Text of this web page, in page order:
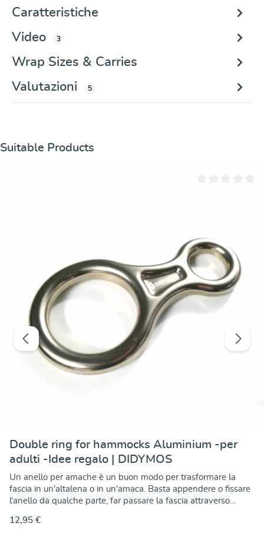
Caratteristiche
Video
3
Wrap Sizes & Carries
Valutazioni
5
Salta la galleria dei prodotti
Suitable Products
Double ring for hammocks Aluminium -per
adulti -Idee regalo | DIDYMOS
Un anello per amache è un buon modo per trasformare la
fascia in un'altalena o in un'amaca. Basta appendere o fissare
l'anello da qualche parte, far passare la fascia attraverso
proposito: un'altalena può essere incredibilmente rilassante
12,95 €